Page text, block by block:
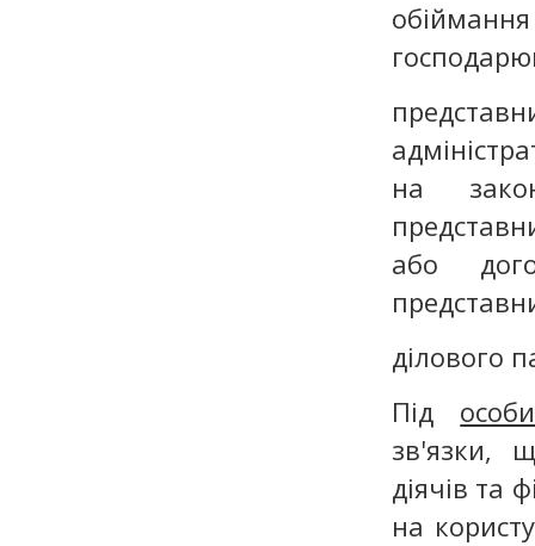
на
або
ділового
Під
зв'язки,
діячів та
на